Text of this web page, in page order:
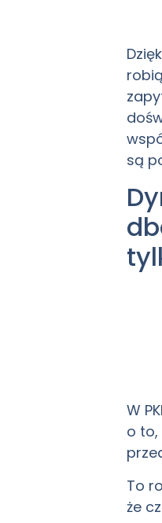
są
W
o to,
To
że